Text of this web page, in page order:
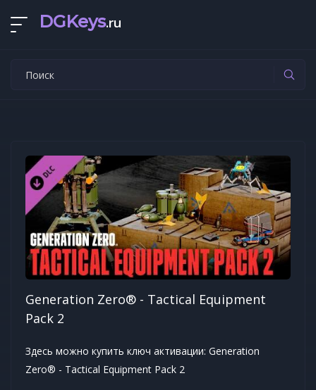
DGKeys.ru
Generation Zero® - Tactical Equipment
Pack 2
Здесь можно купить ключ активации: Generation
Zero® - Tactical Equipment Pack 2